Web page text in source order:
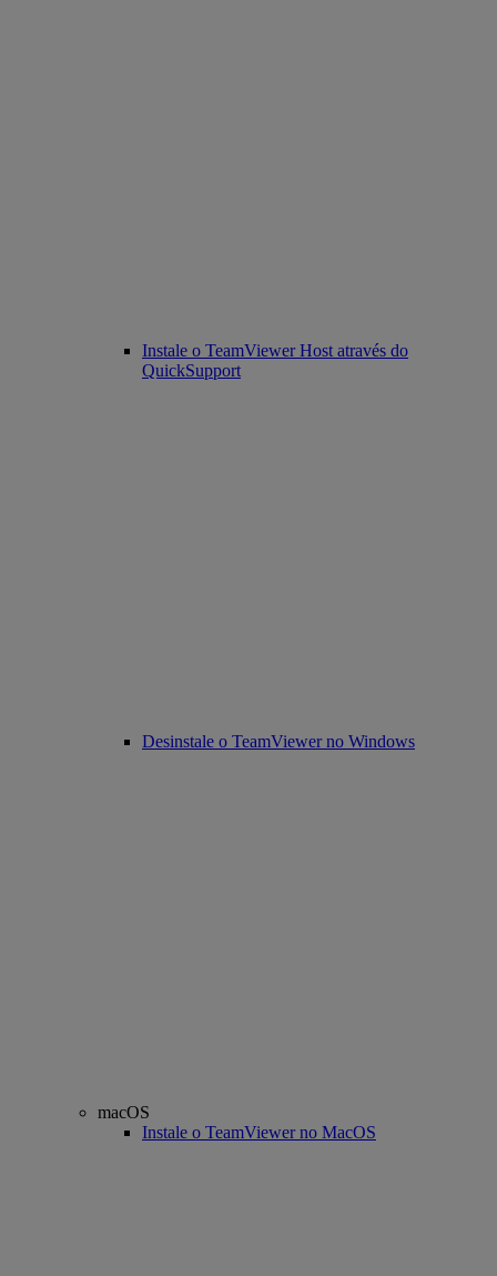
Instale o TeamViewer Host através do
QuickSupport
Desinstale o TeamViewer no Windows
macOS
Instale o TeamViewer no MacOS